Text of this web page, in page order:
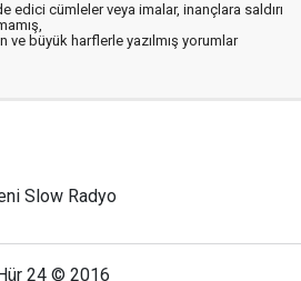
edici cümleler veya imalar, inançlara saldırı
ve büyük harflerle yazılmış yorumlar
Slow Radyo
24 © 2016